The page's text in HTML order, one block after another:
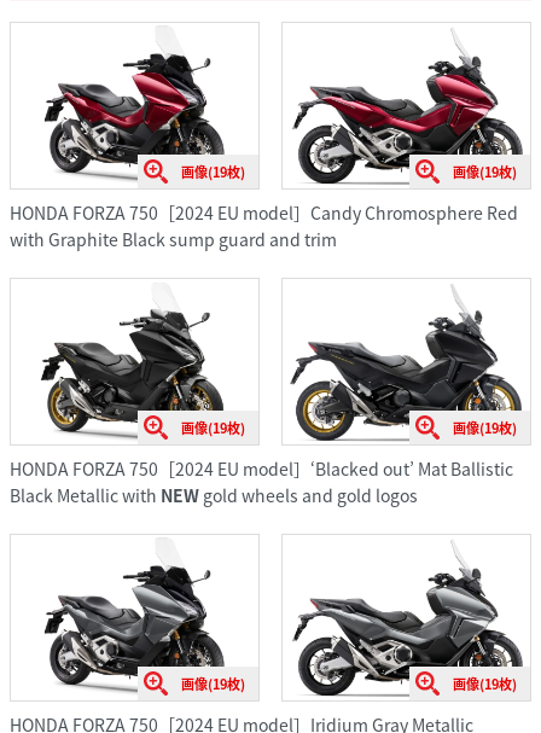
画像(19枚) 画像(19枚)
HONDA FORZA 750［2024 EU model］Candy Chromosphere Red
with Graphite Black sump guard and trim
画像(19枚) 画像(19枚)
HONDA FORZA 750［2024 EU model］‘Blacked out’ Mat Ballistic
Black Metallic with NEW gold wheels and gold logos
画像(19枚) 画像(19枚)
HONDA FORZA 750［2024 EU model］Iridium Gray Metallic